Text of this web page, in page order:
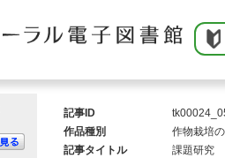
記事ID
作品種別
作物栽培
記事タイトル
課題研究